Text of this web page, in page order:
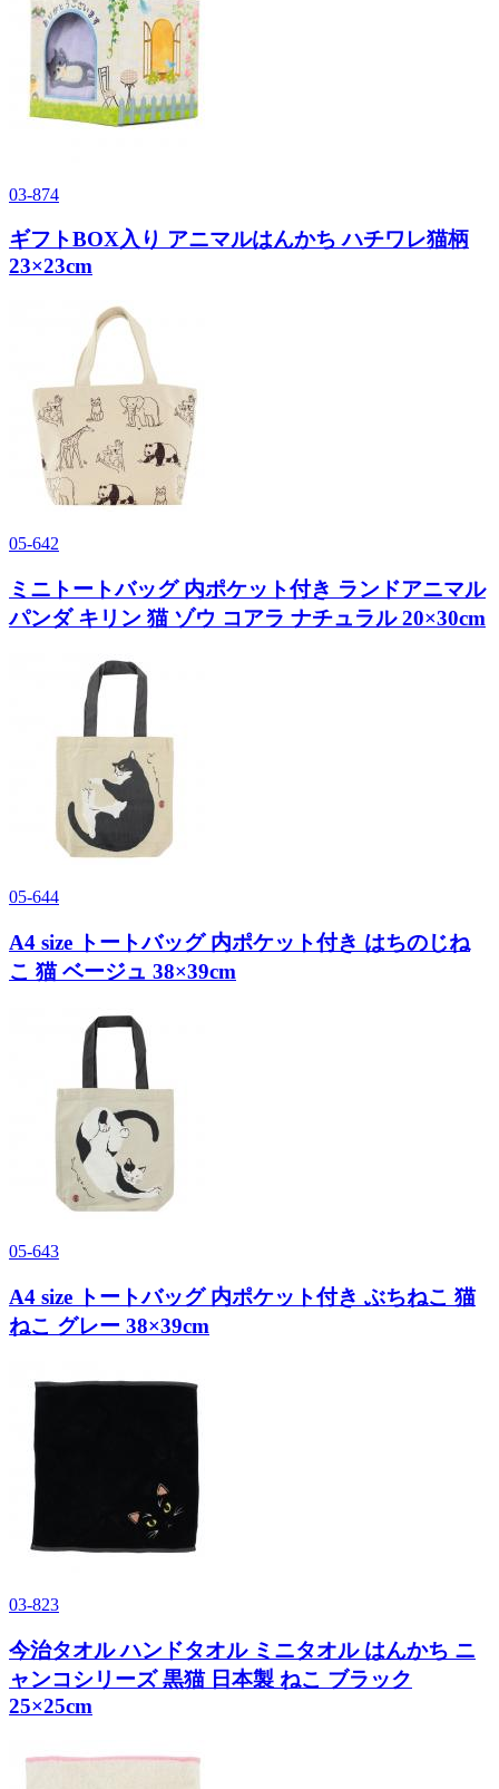
03-874
ギフトBOX入り アニマルはんかち ハチワレ猫柄
23×23cm
05-642
ミニトートバッグ 内ポケット付き ランドアニマル
パンダ キリン 猫 ゾウ コアラ ナチュラル 20×30cm
05-644
A4 size トートバッグ 内ポケット付き はちのじね
こ 猫 ベージュ 38×39cm
05-643
A4 size トートバッグ 内ポケット付き ぶちねこ 猫
ねこ グレー 38×39cm
03-823
今治タオル ハンドタオル ミニタオル はんかち ニ
ャンコシリーズ 黒猫 日本製 ねこ ブラック
25×25cm